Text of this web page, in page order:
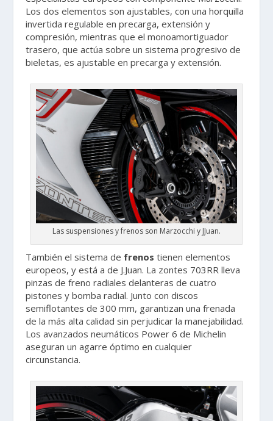
Los dos elementos son ajustables, con una horquilla
invertida regulable en precarga, extensión y
compresión, mientras que el monoamortiguador
trasero, que actúa sobre un sistema progresivo de
bieletas, es ajustable en precarga y extensión.
Las suspensiones y frenos son Marzocchi y JJuan.
También el sistema de frenos tienen elementos
europeos, y está a de J.Juan. La zontes 703RR lleva
pinzas de freno radiales delanteras de cuatro
pistones y bomba radial. Junto con discos
semiflotantes de 300 mm, garantizan una frenada
de la más alta calidad sin perjudicar la manejabilidad.
Los avanzados neumáticos Power 6 de Michelin
aseguran un agarre óptimo en cualquier
circunstancia.